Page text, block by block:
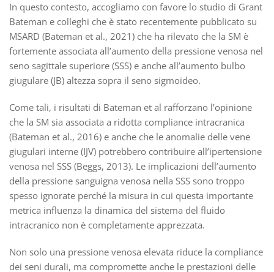
In questo contesto, accogliamo con favore lo studio di Grant
Bateman e colleghi che è stato recentemente pubblicato su
MSARD (Bateman et al., 2021) che ha rilevato che la SM è
fortemente associata all’aumento della pressione venosa nel
seno sagittale superiore (SSS) e anche all’aumento bulbo
giugulare (JB) altezza sopra il seno sigmoideo.
Come tali, i risultati di Bateman et al rafforzano l’opinione
che la SM sia associata a ridotta compliance intracranica
(Bateman et al., 2016) e anche che le anomalie delle vene
giugulari interne (IJV) potrebbero contribuire all’ipertensione
venosa nel SSS (Beggs, 2013). Le implicazioni dell’aumento
della pressione sanguigna venosa nella SSS sono troppo
spesso ignorate perché la misura in cui questa importante
metrica influenza la dinamica del sistema del fluido
intracranico non è completamente apprezzata.
Non solo una pressione venosa elevata riduce la compliance
dei seni durali, ma compromette anche le prestazioni delle